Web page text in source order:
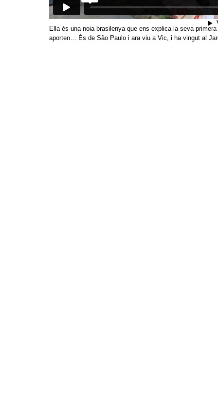
Ella és una noia brasilenya que ens explica la seva
aporten… És de São Paulo i ara viu a Vic, i ha vingut al